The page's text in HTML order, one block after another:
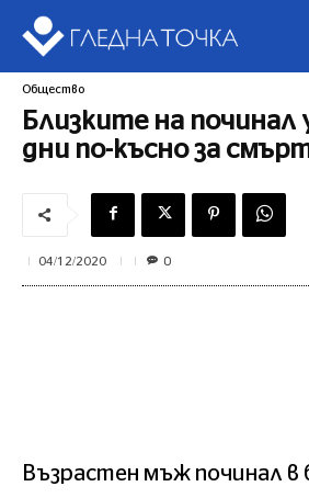
Общество
Близките на починал
дни по-късно за
04/12/2020 0
Възрастен мъж починал в